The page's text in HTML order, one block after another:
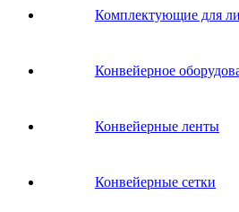
Комплектующие для
Конвейерное
Конвейерные ленты
Конвейерные сетки